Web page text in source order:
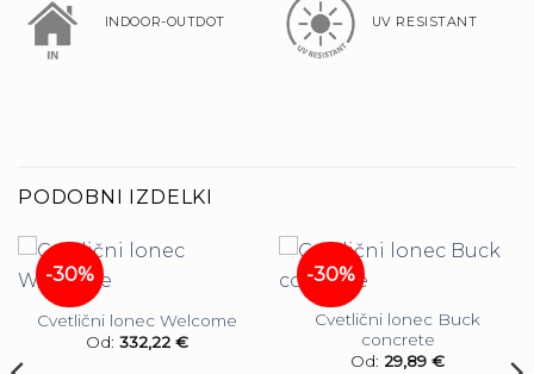
INDOOR-OUTDOT UV RESISTANT
PODOBNI IZDELKI
-30%
Cvetlični lonec Welcome
Od: 332,22 €
-30%
Cvetlični lonec Buck
concrete
Od: 29,89 €